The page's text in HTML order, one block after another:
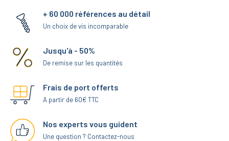
+ 60 000 références au détail
Un choix de vis incomparable
Jusqu'à - 50%
De remise sur les quantités
Frais de port offerts
A partir de 60€ TTC
Nos experts vous guident
Une question ? Contactez-nous